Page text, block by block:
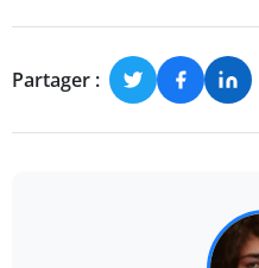
Partager :